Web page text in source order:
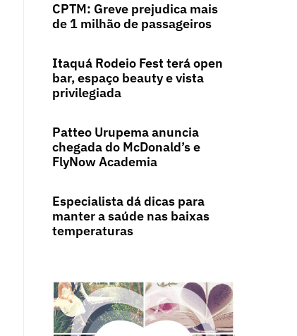
CPTM: Greve prejudica mais
de 1 milhão de passageiros
Itaquá Rodeio Fest terá open
bar, espaço beauty e vista
privilegiada
Patteo Urupema anuncia
chegada do McDonald’s e
FlyNow Academia
Especialista dá dicas para
manter a saúde nas baixas
temperaturas